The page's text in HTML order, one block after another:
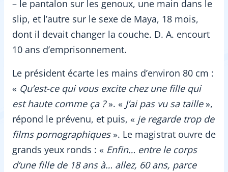
– le pantalon sur les genoux, une main dans le
slip, et l’autre sur le sexe de Maya, 18 mois,
dont il devait changer la couche. D. A. encourt
10 ans d’emprisonnement.
Le président écarte les mains d’environ 80 cm :
« Qu’est-ce qui vous excite chez une fille qui
est haute comme ça ?». « J’ai pas vu sa taille»,
répond le prévenu, et puis, « je regarde trop de
films pornographiques». Le magistrat ouvre de
grands yeux ronds : « Enfin… entre le corps
d’une fille de 18 ans à… allez, 60 ans, parce